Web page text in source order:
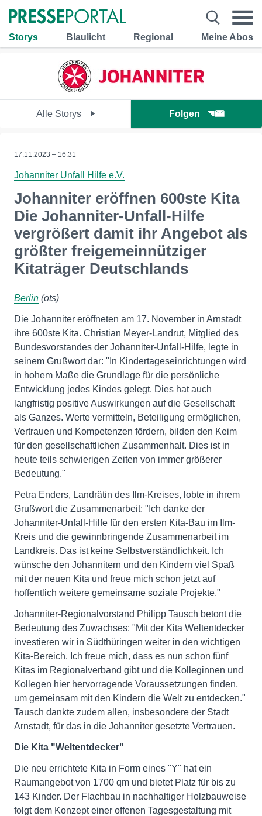
Storys Blaulicht Regional Meine Abos
Alle Storys Folgen
17.11.2023 – 16:31
Johanniter Unfall Hilfe e.V.
Johanniter eröffnen 600ste Kita
Die Johanniter-Unfall-Hilfe
vergrößert damit ihr Angebot als
größter freigemeinnütziger
Kitaträger Deutschlands
Berlin (ots)
Die Johanniter eröffneten am 17. November in Arnstadt
ihre 600ste Kita. Christian Meyer-Landrut, Mitglied des
Bundesvorstandes der Johanniter-Unfall-Hilfe, legte in
seinem Grußwort dar: "In Kindertageseinrichtungen wird
in hohem Maße die Grundlage für die persönliche
Entwicklung jedes Kindes gelegt. Dies hat auch
langfristig positive Auswirkungen auf die Gesellschaft
als Ganzes. Werte vermitteln, Beteiligung ermöglichen,
Vertrauen und Kompetenzen fördern, bilden den Keim
für den gesellschaftlichen Zusammenhalt. Dies ist in
heute teils schwierigen Zeiten von immer größerer
Bedeutung."
Petra Enders, Landrätin des Ilm-Kreises, lobte in ihrem
Grußwort die Zusammenarbeit: "Ich danke der
Johanniter-Unfall-Hilfe für den ersten Kita-Bau im Ilm-
Kreis und die gewinnbringende Zusammenarbeit im
Landkreis. Das ist keine Selbstverständlichkeit. Ich
wünsche den Johannitern und den Kindern viel Spaß
mit der neuen Kita und freue mich schon jetzt auf
hoffentlich weitere gemeinsame soziale Projekte."
Johanniter-Regionalvorstand Philipp Tausch betont die
Bedeutung des Zuwachses: "Mit der Kita Weltentdecker
investieren wir in Südthüringen weiter in den wichtigen
Kita-Bereich. Ich freue mich, dass es nun schon fünf
Kitas im Regionalverband gibt und die Kolleginnen und
Kollegen hier hervorragende Voraussetzungen finden,
um gemeinsam mit den Kindern die Welt zu entdecken."
Tausch dankte zudem allen, insbesondere der Stadt
Arnstadt, für das in die Johanniter gesetzte Vertrauen.
Die Kita "Weltentdecker"
Die neu errichtete Kita in Form eines "Y" hat ein
Raumangebot von 1700 qm und bietet Platz für bis zu
143 Kinder. Der Flachbau in nachhaltiger Holzbauweise
folgt dem Konzept einer offenen Tagesgestaltung mit